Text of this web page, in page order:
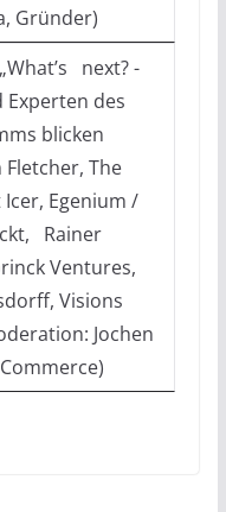
Gründer)
next? -
des
blicken
The
Egenium /
Rainer
Ventures,
Visions
Jochen